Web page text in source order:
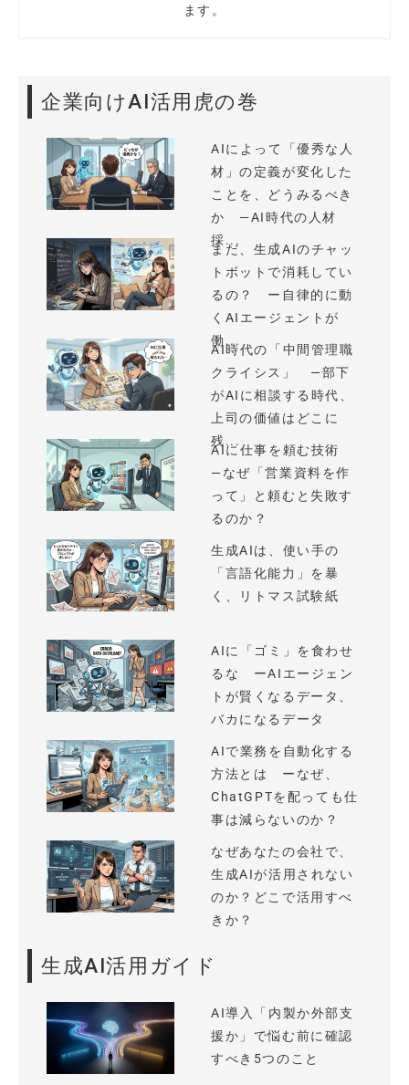
ます。
企業向けAI活用虎の巻
AIによって「優秀な人
材」の定義が変化した
ことを、どうみるべき
か —AI時代の人材
採...
まだ、生成AIのチャッ
トボットで消耗してい
るの？ ー自律的に動
くAIエージェントが
働...
AI時代の「中間管理職
クライシス」 —部下
がAIに相談する時代、
上司の価値はどこに
残...
AIに仕事を頼む技術
—なぜ「営業資料を作
って」と頼むと失敗す
るのか？
生成AIは、使い手の
「言語化能力」を暴
く、リトマス試験紙
AIに「ゴミ」を食わせ
るな ーAIエージェン
トが賢くなるデータ、
バカになるデータ
AIで業務を自動化する
方法とは ーなぜ、
ChatGPTを配っても仕
事は減らないのか？
なぜあなたの会社で、
生成AIが活用されない
のか？どこで活用すべ
きか？
生成AI活用ガイド
AI導入「内製か外部支
援か」で悩む前に確認
すべき5つのこと